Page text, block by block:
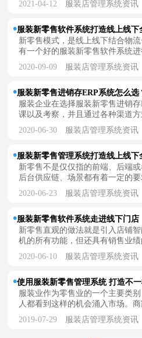
2021-04-12 服装店管理系统资讯
服装新零售软件系统打造线上线下
新零售模式，是线上线下结合物
有一个好的服装新零售软件系统进
2020-09-09 服装店管理系统资讯
服装新零售进销存ERP系统怎么选
服装企业在选择服装新零售进销
课以及考察，并且通过各种渠道方
2020-06-30 服装店管理系统资讯
服装新零售管理系统打造线上线下
新零售不是仅仅指的前端、后端
后台供应链、场景都有着一定的要
2020-06-23 服装店管理系统资讯
服装新零售软件系统走进线下门店
新零售直观的做法就是引入店铺
机的所有功能，但还具有销售业绩
2020-06-10 服装店管理系统资讯
使用服装新零售管理系统 打造不
服装业作为零售业的一个主要类
人都看到这样的机会涌入市场。商
2019-07-29 服装店管理系统资讯